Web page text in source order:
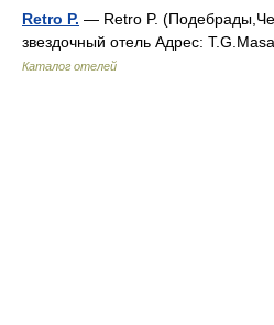
Retro P. — Retro P.
звездочный отель Адрес:
Каталог отелей